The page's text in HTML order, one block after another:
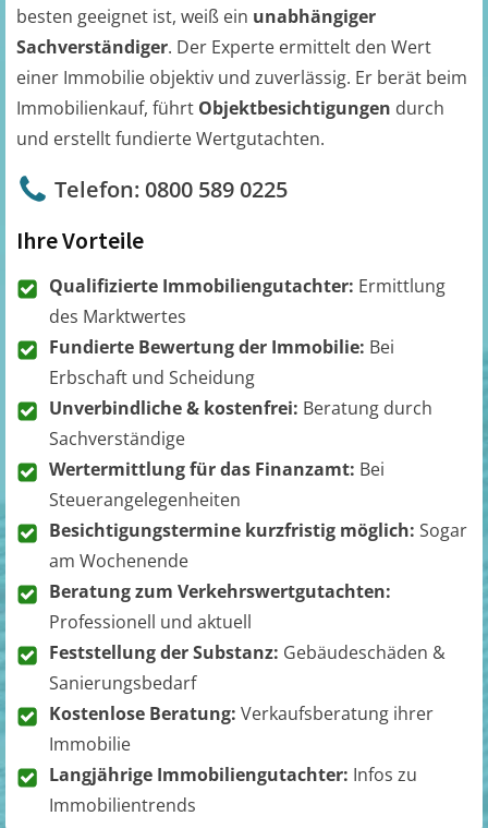
besten geeignet ist, weiß ein unabhängiger
Sachverständiger. Der Experte ermittelt den Wert
einer Immobilie objektiv und zuverlässig. Er berät beim
Immobilienkauf, führt Objektbesichtigungen durch
und erstellt fundierte Wertgutachten.
Telefon: 0800 589 0225
Ihre Vorteile
Qualifizierte Immobiliengutachter: Ermittlung
des Marktwertes
Fundierte Bewertung der Immobilie: Bei
Erbschaft und Scheidung
Unverbindliche & kostenfrei: Beratung durch
Sachverständige
Wertermittlung für das Finanzamt: Bei
Steuerangelegenheiten
Besichtigungstermine kurzfristig möglich: Sogar
am Wochenende
Beratung zum Verkehrswertgutachten:
Professionell und aktuell
Feststellung der Substanz: Gebäudeschäden &
Sanierungsbedarf
Kostenlose Beratung: Verkaufsberatung ihrer
Immobilie
Langjährige Immobiliengutachter: Infos zu
Immobilientrends